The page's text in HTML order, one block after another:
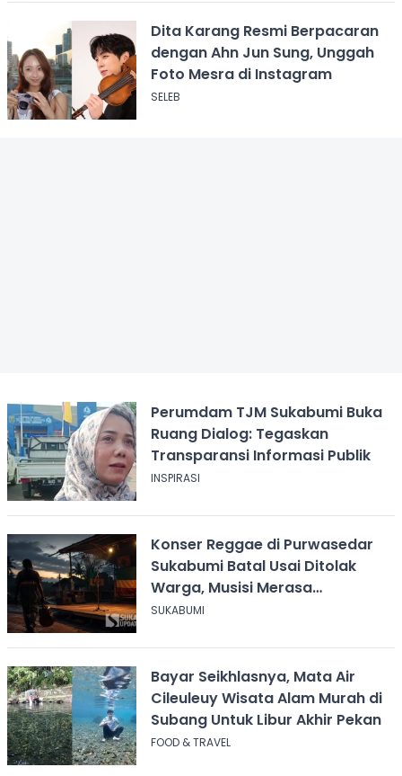
Dita Karang Resmi Berpacaran
dengan Ahn Jun Sung, Unggah
Foto Mesra di Instagram
SELEB
Perumdam TJM Sukabumi Buka
Ruang Dialog: Tegaskan
Transparansi Informasi Publik
INSPIRASI
Konser Reggae di Purwasedar
Sukabumi Batal Usai Ditolak
Warga, Musisi Merasa
Didiskreditkan
SUKABUMI
Bayar Seikhlasnya, Mata Air
Cileuleuy Wisata Alam Murah di
Subang Untuk Libur Akhir Pekan
FOOD & TRAVEL